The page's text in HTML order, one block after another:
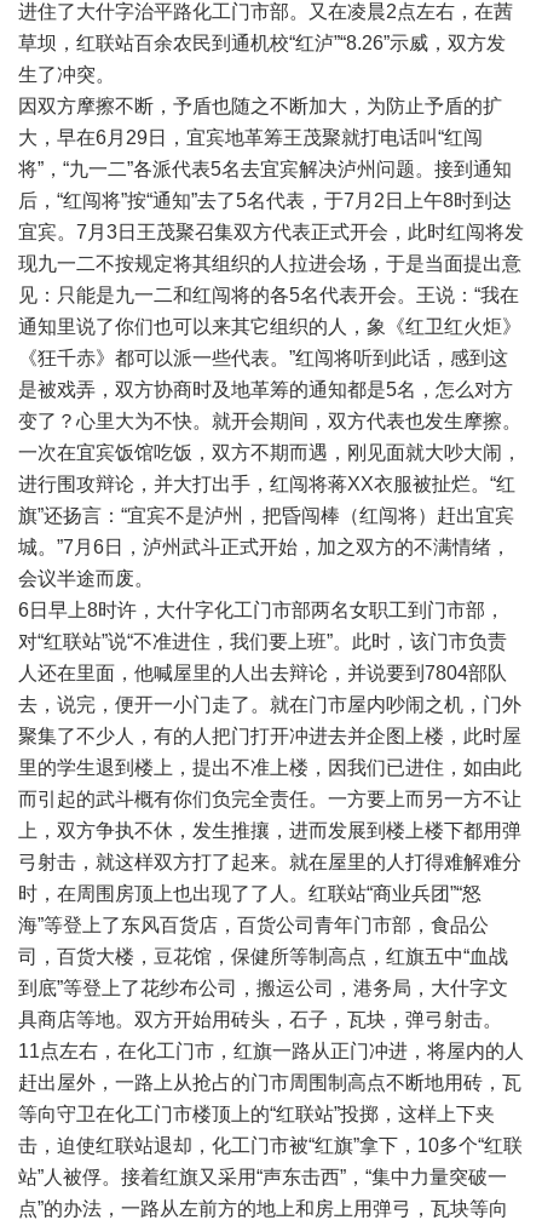
进住了大什字治平路化工门市部。又在凌晨2点左右，在茜
草坝，红联站百余农民到通机校“红泸”“8.26”示威，双方发
生了冲突。
因双方摩擦不断，予盾也随之不断加大，为防止予盾的扩
大，早在6月29日，宜宾地革筹王茂聚就打电话叫“红闯
将”，“九一二”各派代表5名去宜宾解决泸州问题。接到通知
后，“红闯将”按“通知”去了5名代表，于7月2日上午8时到达
宜宾。7月3日王茂聚召集双方代表正式开会，此时红闯将发
现九一二不按规定将其组织的人拉进会场，于是当面提出意
见：只能是九一二和红闯将的各5名代表开会。王说：“我在
通知里说了你们也可以来其它组织的人，象《红卫红火炬》
《狂千赤》都可以派一些代表。”红闯将听到此话，感到这
是被戏弄，双方协商时及地革筹的通知都是5名，怎么对方
变了？心里大为不快。就开会期间，双方代表也发生摩擦。
一次在宜宾饭馆吃饭，双方不期而遇，刚见面就大吵大闹，
进行围攻辩论，并大打出手，红闯将蒋XX衣服被扯烂。“红
旗”还扬言：“宜宾不是泸州，把昏闯棒（红闯将）赶出宜宾
城。”7月6日，泸州武斗正式开始，加之双方的不满情绪，
会议半途而废。
6日早上8时许，大什字化工门市部两名女职工到门市部，
对“红联站”说“不准进住，我们要上班”。此时，该门市负责
人还在里面，他喊屋里的人出去辩论，并说要到7804部队
去，说完，便开一小门走了。就在门市屋内吵闹之机，门外
聚集了不少人，有的人把门打开冲进去并企图上楼，此时屋
里的学生退到楼上，提出不准上楼，因我们已进住，如由此
而引起的武斗概有你们负完全责任。一方要上而另一方不让
上，双方争执不休，发生推攘，进而发展到楼上楼下都用弹
弓射击，就这样双方打了起来。就在屋里的人打得难解难分
时，在周围房顶上也出现了了人。红联站“商业兵团”“怒
海”等登上了东风百货店，百货公司青年门市部，食品公
司，百货大楼，豆花馆，保健所等制高点，红旗五中“血战
到底”等登上了花纱布公司，搬运公司，港务局，大什字文
具商店等地。双方开始用砖头，石子，瓦块，弹弓射击。
11点左右，在化工门市，红旗一路从正门冲进，将屋内的人
赶出屋外，一路上从抢占的门市周围制高点不断地用砖，瓦
等向守卫在化工门市楼顶上的“红联站”投掷，这样上下夹
击，迫使红联站退却，化工门市被“红旗”拿下，10多个“红联
站”人被俘。接着红旗又采用“声东击西”，“集中力量突破一
点”的办法，一路从左前方的地上和房上用弹弓，瓦块等向